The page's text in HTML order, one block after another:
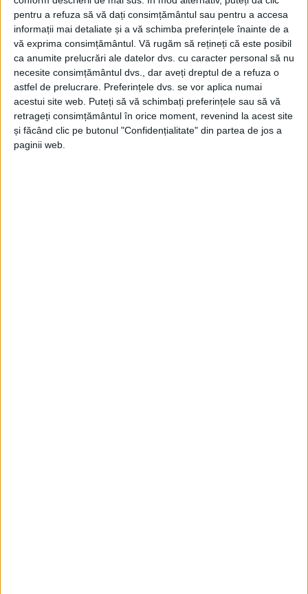
pentru a refuza să vă dați consimțământul sau pentru a accesa
informații mai detaliate și a vă schimba preferințele înainte de a
vă exprima consimțământul. Vă rugăm să rețineți că este posibil
ca anumite prelucrări ale datelor dvs. cu caracter personal să nu
necesite consimțământul dvs., dar aveți dreptul de a refuza o
astfel de prelucrare. Preferințele dvs. se vor aplica numai
acestui site web. Puteți să vă schimbați preferințele sau să vă
retrageți consimțământul în orice moment, revenind la acest site
și făcând clic pe butonul "Confidențialitate" din partea de jos a
paginii web.
după ce a fost aprobată de toți cei 19 consilieri locali. Cei mai
afectați vor fi cei de la Poliția Locală Caransebeș, de unde 12
polițiști locali vor trebui să-și caute alt loc de muncă!
Arhive